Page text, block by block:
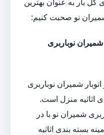
شمیران نو صحبت کنیم:
نوباربری
شمیران نوباربری
اثاثیه منزل است.
شمیران نو با در
بسته بندی اثاثیه